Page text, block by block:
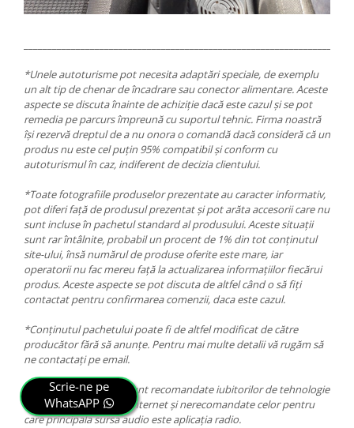
*Unele autoturisme pot necesita adaptări speciale, de exemplu
un alt tip de chenar de încadrare sau conector alimentare. Aceste
aspecte se discuta înainte de achiziție dacă este cazul și se pot
remedia pe parcurs împreună cu suportul tehnic. Firma noastră
își rezervă dreptul de a nu onora o comandă dacă consideră că un
produs nu este cel puțin 95% compatibil și conform cu
autoturismul în caz, indiferent de decizia clientului.
*Toate fotografiile produselor prezentate au caracter informativ,
pot diferi față de produsul prezentat și pot arăta accesorii care nu
sunt incluse în pachetul standard al produsului. Aceste situații
sunt rar întâlnite, probabil un procent de 1% din tot conținutul
site-ului, însă numărul de produse oferite este mare, iar
operatorii nu fac mereu față la actualizarea informațiilor fiecărui
produs. Aceste aspecte se pot discuta de altfel când o să fiți
contactat pentru confirmarea comenzii, daca este cazul.
*Conținutul pachetului poate fi de altfel modificat de către
producător fără să anunțe. Pentru mai multe detalii vă rugăm să
ne contactați pe email.
*Platformele Android sunt recomandate iubitorilor de tehnologie
multimedia, aplicații și internet și nerecomandate celor pentru
care principala sursa audio este aplicația radio.
Scrie-ne pe
WhatsAPP